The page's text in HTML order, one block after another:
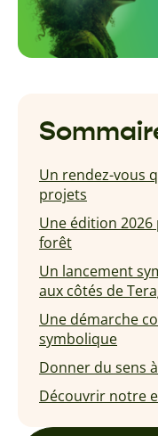
Un rendez-vous
projets
Une édition 2026
forêt
Un lancement
aux côtés de
Une démarche
symbolique
Donner du sens
Découvrir notre